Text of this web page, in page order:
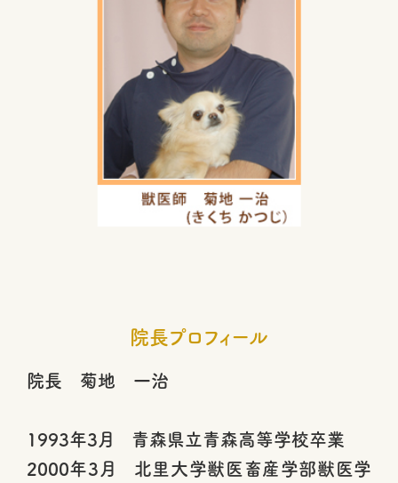
院長プロフィール
院長 菊地 一治
1993年3月 青森県立青森高等学校卒業
2000年3月 北里大学獣医畜産学部獣医学